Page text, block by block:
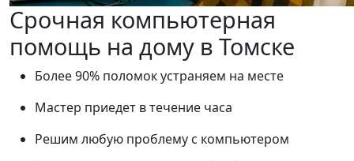
Срочная компьютерная
помощь на дому в Томске
Более 90% поломок устраняем на месте
Мастер приедет в течение часа
Решим любую проблему с компьютером